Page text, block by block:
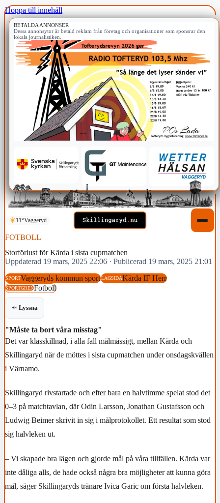
Hoppa till innehåll
BETALDA ANNONSER
Dessa annonsytor är betald reklam från företag och organisationer som sponsrar den
lokala journalistiken.
11°Vaggeryd
FOTBOLL
Storförlust för Kärda i sista cupmatchen
Uppdaterad 19 mars, 2025 22:06 · Publicerad 19 mars, 2025 21:01
SPORTVaggeryds kommun sportLAGSIDAKärda IF Herr
SPORTGRENFotboll
Lyssna
"Måste ta bort våra misstag"
Det var klasskillnad, i alla fall målmässigt, mellan Kärda och
Skillingaryd när de möttes i sista cupmatchen under onsdagskvällen
i Värnamo.
Skillingaryd rivstartade och efter bara en halvtimme spelat stod det
0–3 på matchtavlan, där Odin Larsson, Jonathan Gustafsson och
Ludwig Beimer skrivit in sig i målprotokollet. Ett resultat som stod
sig halvleken ut.
– Vi skapade bra lägen och gjorde mål på våra tillfällen. Kärda var
inte dåliga alls, de hade också några bra möjligheter att kunna göra
mål, säger Skillingaryds tränare Ivica Garic om första halvleken.